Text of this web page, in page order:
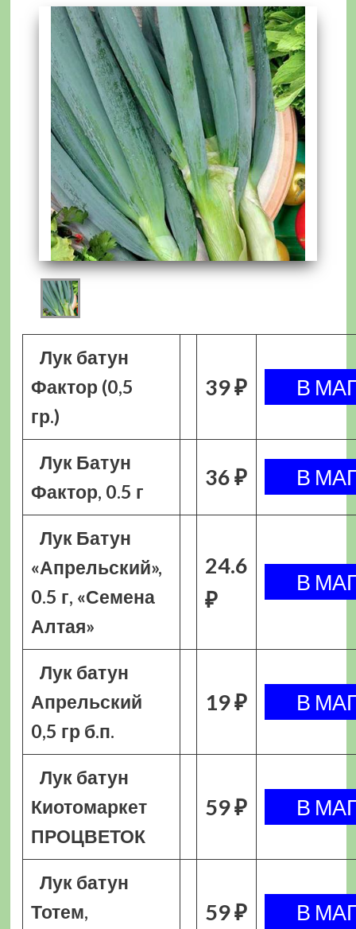
Лук батун
Фактор (0,5
гр.)
39 ₽
Лук Батун
Фактор, 0.5 г
36 ₽
Лук Батун
«Апрельский»,
0.5 г, «Семена
Алтая»
24.6
₽
Лук батун
Апрельский
0,5 гр б.п.
19 ₽
Лук батун
Киотомаркет
ПРОЦВЕТОК
59 ₽
Лук батун
Тотем,
59 ₽